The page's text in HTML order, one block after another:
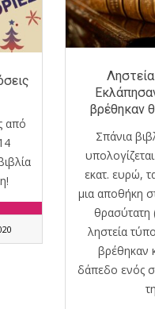
από
βρέθηκαν
Σπάνια
εκατ. ευρώ,
μια αποθήκη
θρασύτατη
ληστεία
βρέθηκαν
δάπεδο ενός